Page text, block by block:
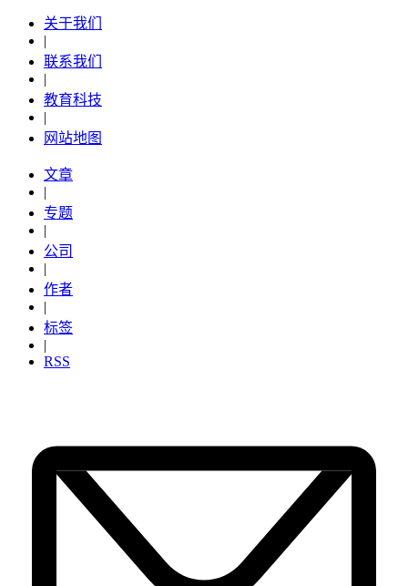
关于我们
|
联系我们
|
教育科技
|
网站地图
文章
|
专题
|
公司
|
作者
|
标签
|
RSS